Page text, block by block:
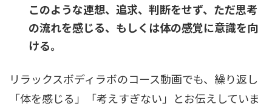
このような連想、追求、判断をせず、ただ思考
の流れを感じる、もしくは体の感覚に意識を向
ける。
リラックスボディラボのコース動画でも、繰り返し
「体を感じる」「考えすぎない」とお伝えしていま